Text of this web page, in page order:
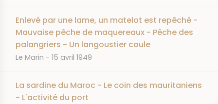
Enlevé par une lame, un matelot est repêché -
Mauvaise pêche de maquereaux - Pêche des
palangriers - Un langoustier coule
JOURNAL
Le Marin DATE
15 avril 1949
La sardine du Maroc - Le coin des mauritaniens
- L'activité du port